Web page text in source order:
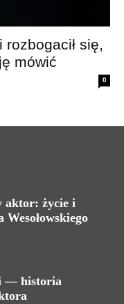
się,
mówić
0
aktor: życie i
— historia